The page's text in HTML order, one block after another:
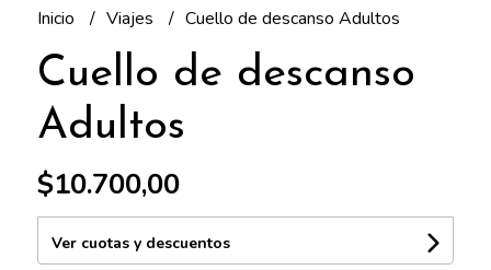
Inicio Viajes Cuello de descanso Adultos
Cuello de descanso
Adultos
$10.700,00
Ver cuotas y descuentos